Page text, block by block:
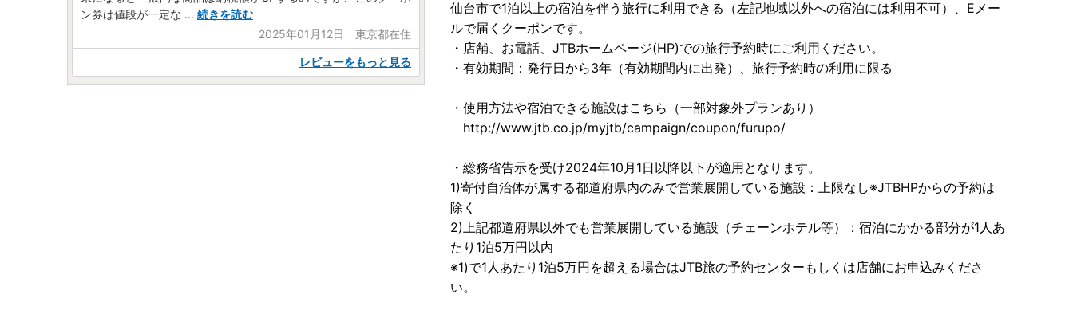
仙台市で1泊以上の宿泊を伴う旅行に利用できる（左記地域以外への宿泊には利用不可）、Eメー
ルで届くクーポンです。
・店舗、お電話、JTBホームページ(HP)での旅行予約時にご利用ください。
・有効期間：発行日から3年（有効期間内に出発）、旅行予約時の利用に限る
・使用方法や宿泊できる施設はこちら（一部対象外プランあり）
http://www.jtb.co.jp/myjtb/campaign/coupon/furupo/
・総務省告示を受け2024年10月1日以降以下が適用となります。
1)寄付自治体が属する都道府県内のみで営業展開している施設：上限なし※JTBHPからの予約は
除く
2)上記都道府県以外でも営業展開している施設（チェーンホテル等）：宿泊にかかる部分が1人あ
たり1泊5万円以内
※1)で1人あたり1泊5万円を超える場合はJTB旅の予約センターもしくは店舗にお申込みくださ
い。
ン券は値段が一定な ... 続きを読む
2025年01月12日 東京都在住
レビューをもっと見る